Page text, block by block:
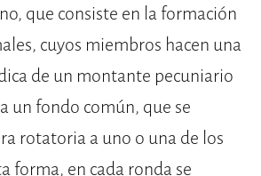
que consiste en la formación
cuyos miembros hacen una
de un montante pecuniario
un fondo común, que se
rotatoria a uno o una de los
forma, en cada ronda se